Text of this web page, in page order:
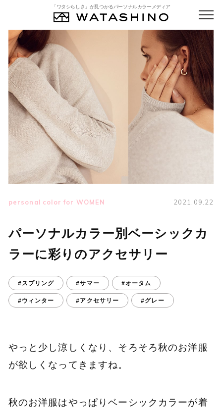
「ワタシらしさ」が見つかるパーソナルカラーメディア
personal color for WOMEN 2021.09.22
パーソナルカラー別ベーシックカ
ラーに彩りのアクセサリー
#スプリング #サマー #オータム
#ウィンター #アクセサリー #グレー
やっと少し涼しくなり、そろそろ秋のお洋服
が欲しくなってきますね。
秋のお洋服はやっぱりベーシックカラーが着